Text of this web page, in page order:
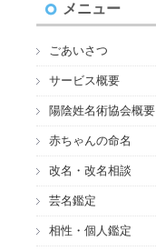
メニュー
ごあいさつ
サービス概要
陽陰姓名術協会概要
赤ちゃんの命名
改名・改名相談
芸名鑑定
相性・個人鑑定